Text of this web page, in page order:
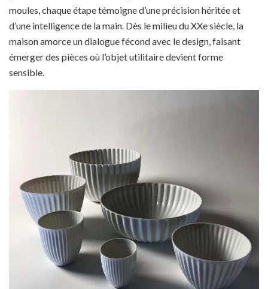
moules, chaque étape témoigne d’une précision héritée et
d’une intelligence de la main. Dès le milieu du XXe siècle, la
maison amorce un dialogue fécond avec le design, faisant
émerger des pièces où l’objet utilitaire devient forme
sensible.